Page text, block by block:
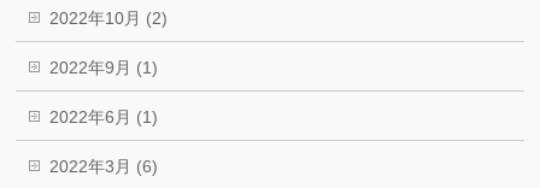
2022年10月 (2)
2022年9月 (1)
2022年6月 (1)
2022年3月 (6)